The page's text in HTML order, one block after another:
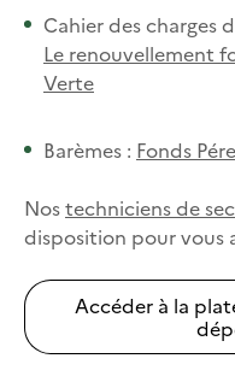
Cahier des charges
Le renouvellement
Verte
Barèmes : Fonds
Nostechniciens de
disposition pour vous
Accéder à la